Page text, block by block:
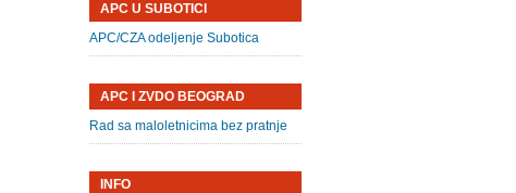
APC U SUBOTICI
APC/CZA odeljenje Subotica
APC I ZVDO BEOGRAD
Rad sa maloletnicima bez pratnje
INFO